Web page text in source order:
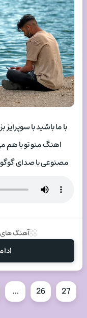
با ما باشید با
اهنگ منو تو با
مصنوعی با صدای
آهنگ های
… 26
27